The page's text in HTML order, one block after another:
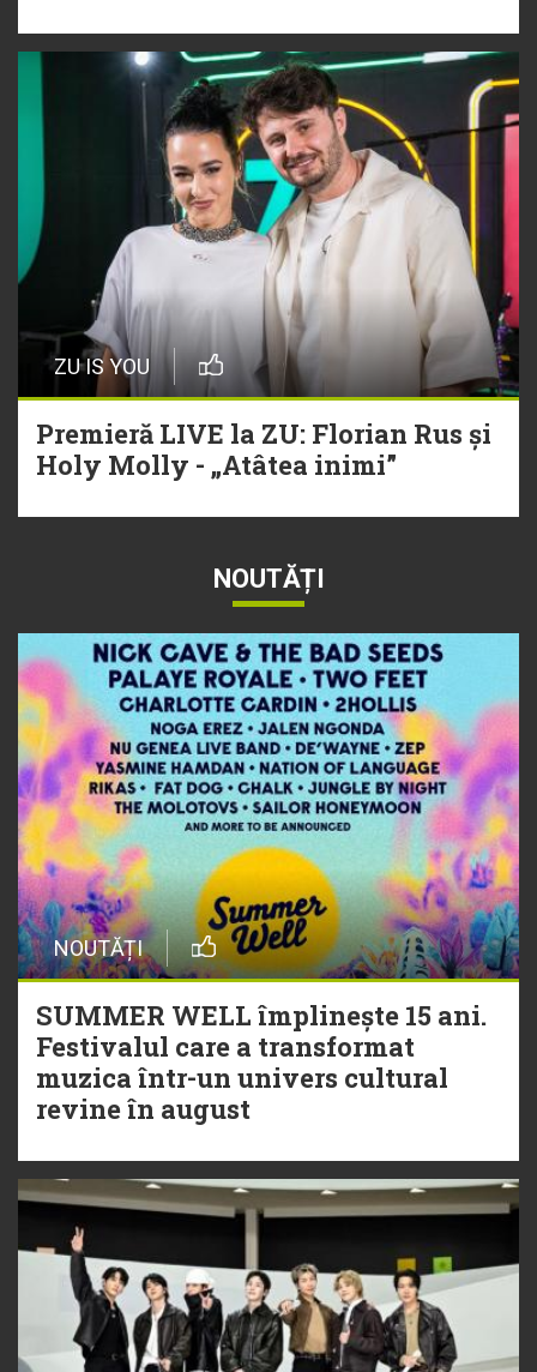
ZU IS YOU
Premieră LIVE la ZU: Florian Rus și
Holy Molly - „Atâtea inimi”
NOUTĂȚI
NOUTĂȚI
SUMMER WELL împlinește 15 ani.
Festivalul care a transformat
muzica într-un univers cultural
revine în august